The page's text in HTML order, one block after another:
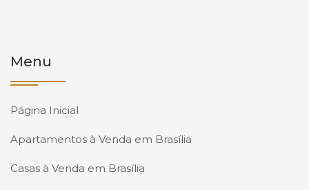
Menu
Página Inicial
Apartamentos à Venda em Brasília
Casas à Venda em Brasília